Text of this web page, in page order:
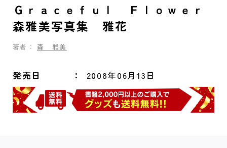
Ｇｒａｃｅｆｕｌ Ｆｌｏｗｅｒ
森雅美写真集 雅花
著者： 森 雅美
発売日 2008年06月13日